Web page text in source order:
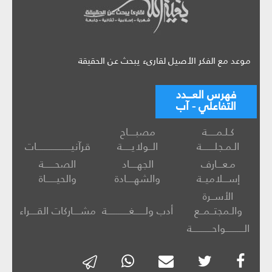
موعد مع الفكر الأصيل لقارىء يبحث عن الحقيقة
فهرس العـــدد
التفاعلي - آب
كـلـمـــــة
الـمـجلـــــــة
مصبــــاح
الــولايـــــة
قرآنيـــــــــــــــــــات
مـعـــارف
إســـلاميــة
الجهــــاد
والشهــــادة
الصحــــــة
والحيــــــاة
الأســرة
والـمجتــمــع
أدب ولــــــغــــــــــــة مشــــاركات القــــراء
الــــــــــواحـــــــــــة